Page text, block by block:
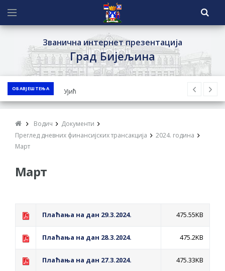
Званична интернет презентација
Град Бијељина
ОБАВЈЕШТЕЊА
ЈАВНИ ПОЗИВ ЗА ПРИЈАВУ
НЕПРОПИСНОГ ОДЛАГАЊА ОТПАДА УЗ
ЈАВНИ КОНКУРС ЗА ДОДЈЕЛУ
Нукић
НА ГРАДСКИ МЈЕСЕЧНИ БОРАЧКИ
Водич
Документи
Преглед дневних финансијских трансакција
2024. година
Март
Март
Плаћања на дан 29.3.2024. 475.55KB
Плаћања на дан 28.3.2024. 475.2KB
Плаћања на дан 27.3.2024. 475.33KB